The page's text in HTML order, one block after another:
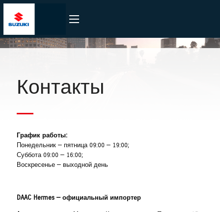
Контакты
График работы:
Понедельник — пятница 09:00 — 19:00;
Суббота 09:00 — 16:00;
Воскресенье — выходной день
DAAC Hermes — официальный импортер